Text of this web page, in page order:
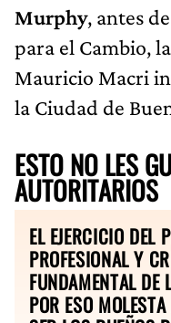
Murphy, antes
para el Cambio,
Mauricio Macri
la Ciudad de
ESTO NO LES
AUTORITARIOS
EL EJERCICIO DEL
PROFESIONAL Y
FUNDAMENTAL DE
POR ESO